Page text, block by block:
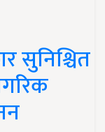
सुनिश्चित